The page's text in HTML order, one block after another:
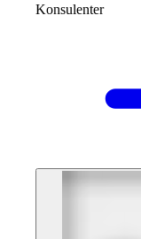
Konsulenter